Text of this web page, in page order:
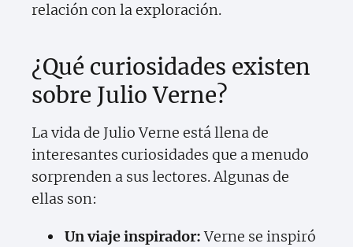
relación con la exploración.
¿Qué curiosidades existen
sobre Julio Verne?
La vida de Julio Verne está llena de
interesantes curiosidades que a menudo
sorprenden a sus lectores. Algunas de
ellas son:
Un viaje inspirador:Verne se inspiró